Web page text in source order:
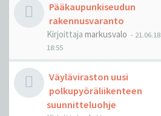
Pääkaupunkiseudun
rakennusvaranto
Kirjoittaja markusvalo - 21.06.18
18:55
Väyläviraston uusi
polkupyöräliikenteen
suunnitteluohje